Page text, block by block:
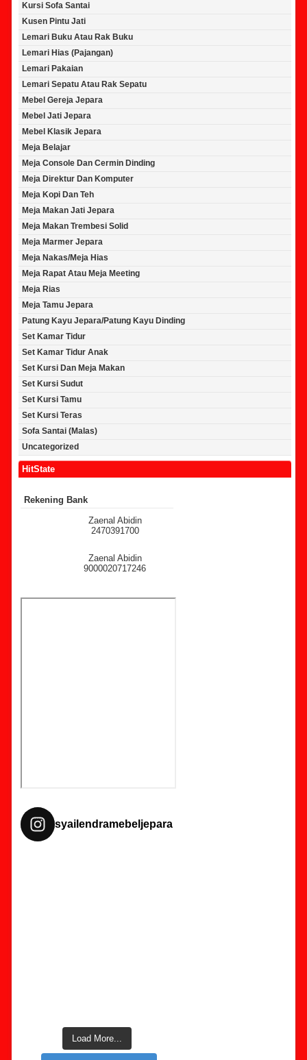
Kursi Sofa Santai
Kusen Pintu Jati
Lemari Buku Atau Rak Buku
Lemari Hias (Pajangan)
Lemari Pakaian
Lemari Sepatu Atau Rak Sepatu
Mebel Gereja Jepara
Mebel Jati Jepara
Mebel Klasik Jepara
Meja Belajar
Meja Console Dan Cermin Dinding
Meja Direktur Dan Komputer
Meja Kopi Dan Teh
Meja Makan Jati Jepara
Meja Makan Trembesi Solid
Meja Marmer Jepara
Meja Nakas/Meja Hias
Meja Rapat Atau Meja Meeting
Meja Rias
Meja Tamu Jepara
Patung Kayu Jepara/Patung Kayu Dinding
Set Kamar Tidur
Set Kamar Tidur Anak
Set Kursi Dan Meja Makan
Set Kursi Sudut
Set Kursi Tamu
Set Kursi Teras
Sofa Santai (Malas)
Uncategorized
HitState
Rekening Bank
Zaenal Abidin
2470391700
Zaenal Abidin
9000020717246
syailendramebeljepara
Load More...